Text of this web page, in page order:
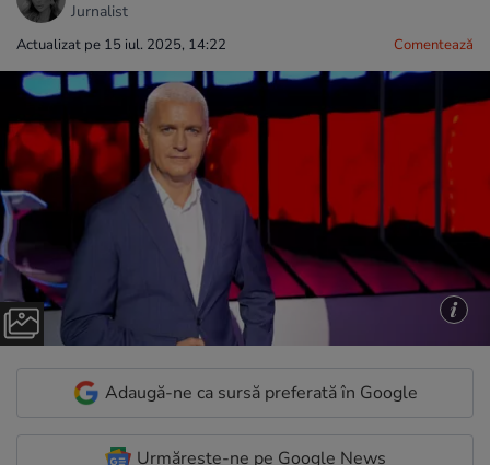
Jurnalist
Actualizat pe 15 iul. 2025, 14:22 Comentează
Adaugă-ne ca sursă preferată în Google
Urmărește-ne pe Google News